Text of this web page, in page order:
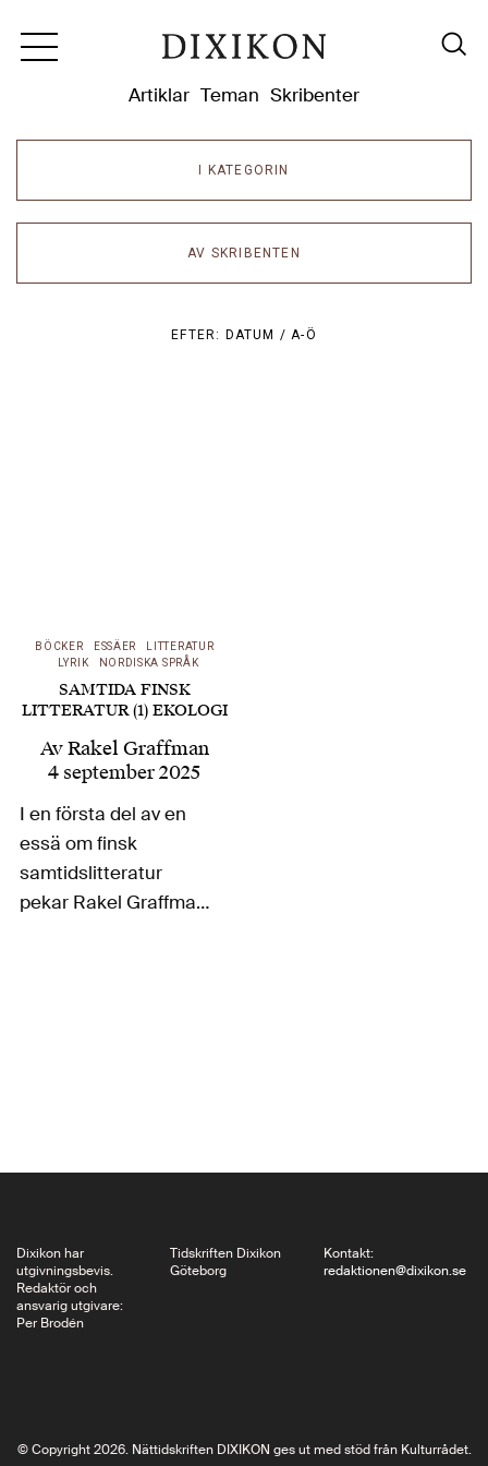
Artiklar Teman Skribenter
I KATEGORIN
AV SKRIBENTEN
EFTER: DATUM /A-Ö
BÖCKER ESSÄER
LITTERATUR
LYRIK
NORDISKA SPRÅK
SAMTIDA FINSK
LITTERATUR (1) EKOLOGI
AvRakel Graffman
4 september 2025
I en första del av en
essä om finsk
samtidslitteratur
pekar Rakel Graffman
Olosuhteet, Antti
Dixikon har
utgivningsbevis.
Redaktör och
ansvarig utgivare:
Per Brodén
Tidskriften Dixikon
Göteborg
Kontakt:
redaktionen@dixikon.se
© Copyright 2026. Nättidskriften DIXIKON ges ut med stöd från Kulturrådet.